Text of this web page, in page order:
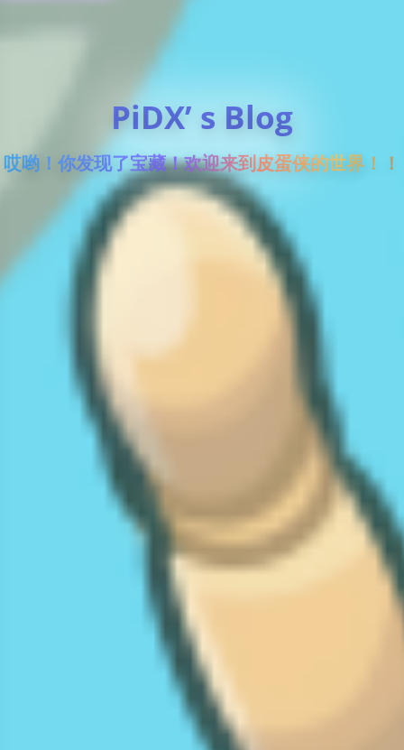
PiDX’ s Blog
哎哟！你发现了宝藏！欢迎来到皮蛋侠的世界！！